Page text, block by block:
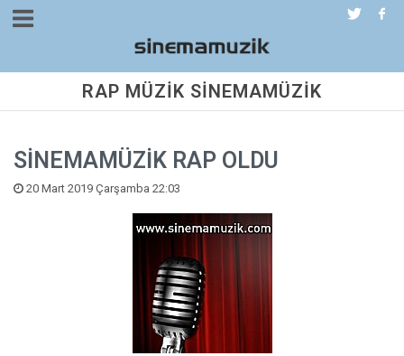
RAP MÜZİK SİNEMAMÜZİK
SİNEMAMÜZİK RAP OLDU
20 Mart 2019 Çarşamba 22:03